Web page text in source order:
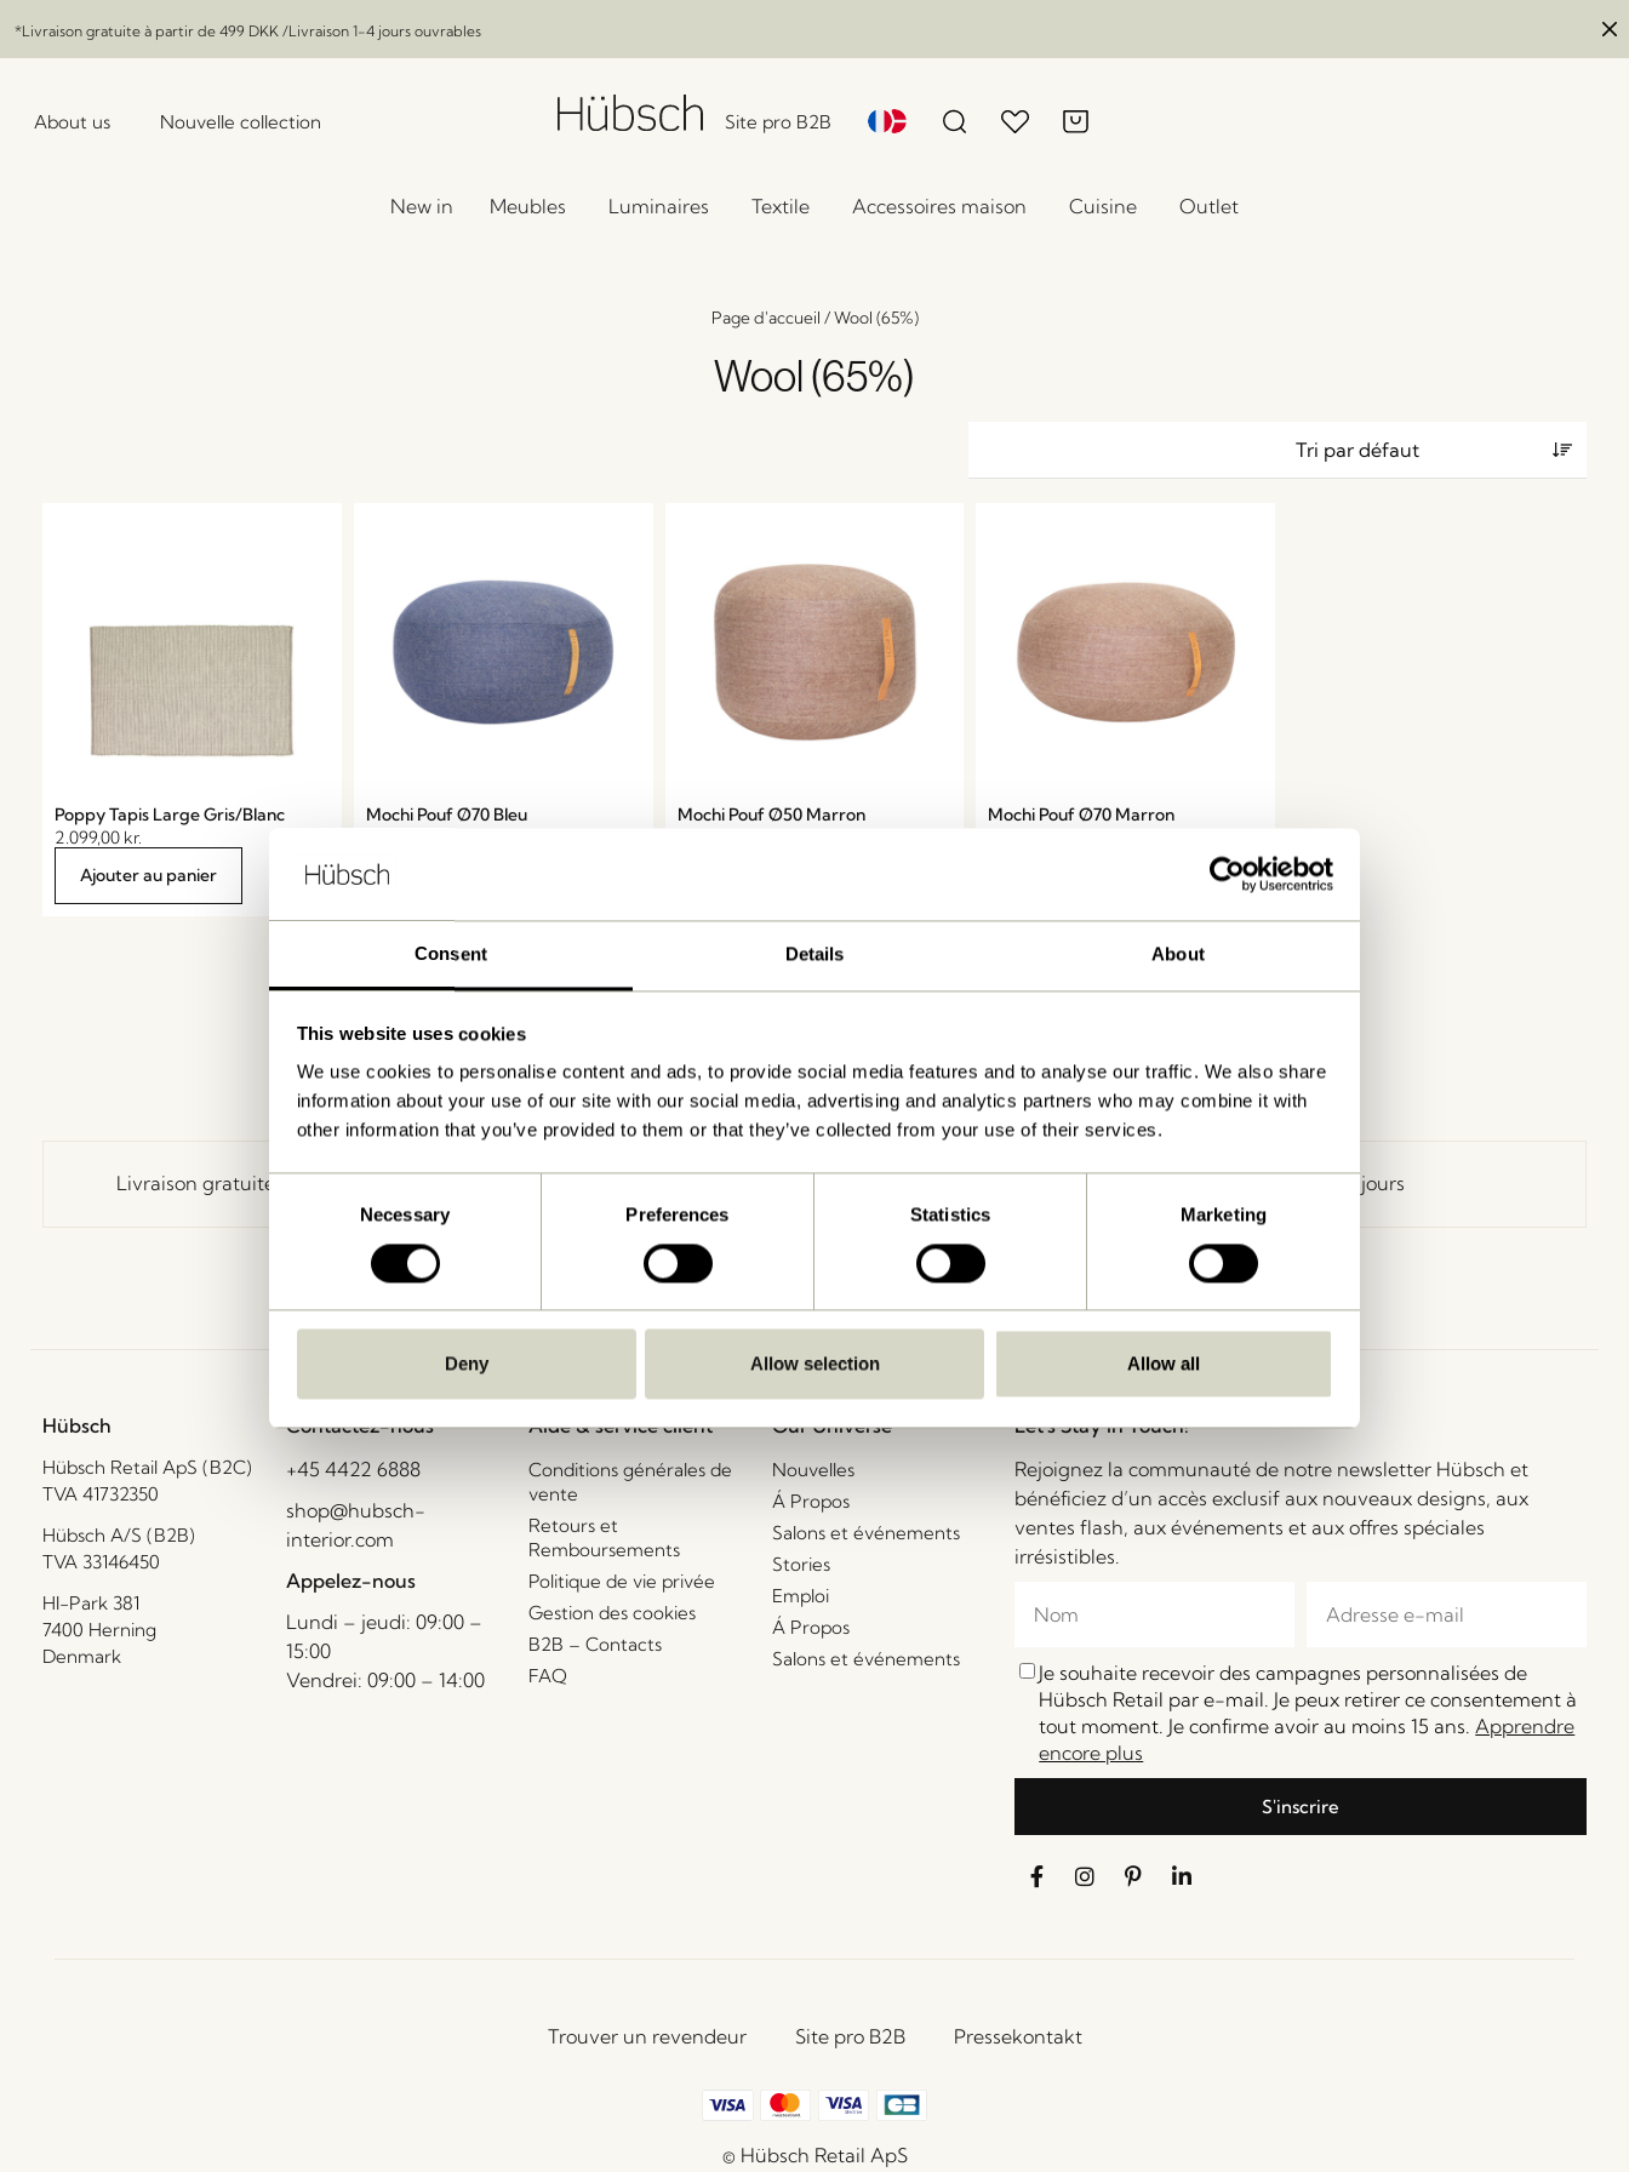
Consent Details About
This website uses cookies
We use cookies to personalise content and ads, to provide social media features and to analyse our traffic. We also share
information about your use of our site with our social media, advertising and analytics partners who may combine it with
other information that you’ve provided to them or that they’ve collected from your use of their services.
Consent
Necessary Preferences Statistics Marketing
Deny Allow selection Allow all
*Livraison gratuite à partir de 499 DKK /Livraison 1-4 jours ouvrables
About us Nouvelle collection Site pro B2B
New in Meubles Luminaires Textile Accessoires maison Cuisine Outlet
Page d'accueil /Wool (65%)
Wool (65%)
Poppy Tapis Large Gris/Blanc
2.099,00 kr.
Ajouter au panier
Mochi Pouf Ø70 Bleu
Mochi Pouf Ø50 Marron
Mochi Pouf Ø70 Marron
Livraison gratuite à partir de Retour 30 jours
Hübsch
Hübsch Retail ApS (B2C)
TVA 41732350
Hübsch A/S (B2B)
TVA 33146450
HI-Park 381
7400 Herning
Denmark
Contactez-nous
+45 4422 6888
shop@hubsch-
interior.com
Appelez-nous
Lundi – jeudi: 09:00 –
15:00
Vendrei: 09:00 – 14:00
Aide & service client
Conditions générales de
vente
Retours et
Remboursements
Politique de vie privée
Gestion des cookies
B2B – Contacts
FAQ
Our Universe
Nouvelles
Á Propos
Salons et événements
Stories
Emploi
Á Propos
Salons et événements
Let's Stay in Touch!
Rejoignez la communauté de notre newsletter Hübsch et
bénéficiez d’un accès exclusif aux nouveaux designs, aux
ventes flash, aux événements et aux offres spéciales
irrésistibles.
Je souhaite recevoir des campagnes personnalisées de
Hübsch Retail par e-mail. Je peux retirer ce consentement à
tout moment. Je confirme avoir au moins 15 ans. Apprendre
encore plus
S'inscrire
Trouver un revendeur Site pro B2B Pressekontakt
© Hübsch Retail ApS